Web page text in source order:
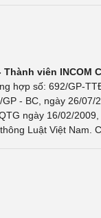
viên INCOM
hợp số: 692/GP-
- BC, ngày 26/
ngày 16/02/
Luật Việt Nam.